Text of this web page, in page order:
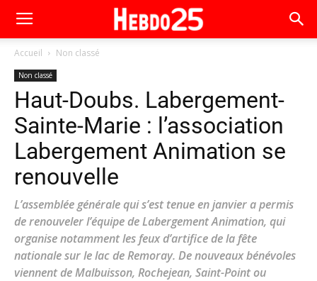
Accueil Non classé
Non classé
Haut-Doubs. Labergement-
Sainte-Marie : l’association
Labergement Animation se
renouvelle
L’assemblée générale qui s’est tenue en janvier a permis
de renouveler l’équipe de Labergement Animation, qui
organise notamment les feux d’artifice de la fête
nationale sur le lac de Remoray. De nouveaux bénévoles
viennent de Malbuisson, Rochejean, Saint-Point ou